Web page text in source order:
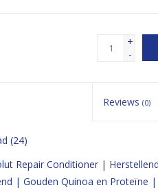
+
-
Reviews(0)
(24)
Repair Conditioner |
| Gouden Quinoa en Proteïne |